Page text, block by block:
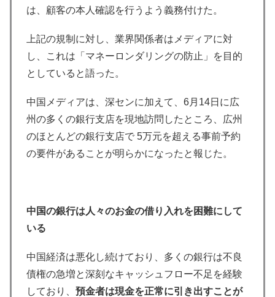
は、顧客の本人確認を行うよう義務付けた。
上記の規制に対し、業界関係者はメディアに対
し、これは「マネーロンダリングの防止」を目的
としていると語った。
中国メディアは、深センに加えて、6月14日に広
州の多くの銀行支店を現地訪問したところ、広州
のほとんどの銀行支店で 5万元を超える事前予約
の要件があることが明らかになったと報じた。
中国の銀行は人々のお金の借り入れを困難にして
いる
中国経済は悪化し続けており、多くの銀行は不良
債権の急増と深刻なキャッシュフロー不足を経験
しており、 預金者は現金を正常に引き出すことが